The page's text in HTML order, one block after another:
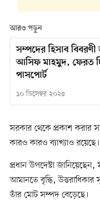
আরও পড়ুন
সম্পদের হিসাব
আসিফ মাহমুদ, ফেরত
পাসপোর্ট
১০ ডিসেম্বর ২০২৫
সরকার থেকে প্রকাশ করার
কারও কারও ব্যাখ্যাও রয়েছে।
প্রধান উপদেষ্টা
আমানতে বৃদ্ধি, উত্তরাধিকার
তাঁর মোট সম্পদ বেড়েছে।